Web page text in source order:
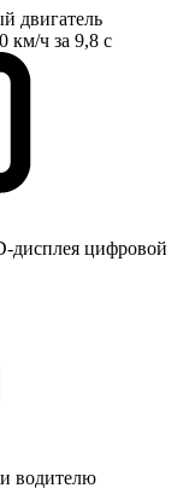
двигатель
км/ч за 9,8 с
дисплея цифровой
водителю